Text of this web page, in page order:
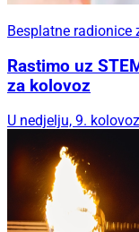
Besplatne radionice
Rastimo uz
za kolovoz
U nedjelju, 9.